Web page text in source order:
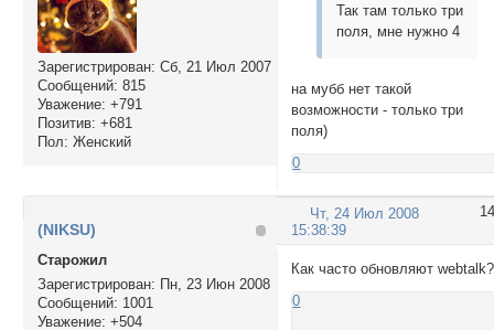
Зарегистрирован: Сб, 21 Июл 2007
Сообщений: 815
Уважение: +791
Позитив: +681
Пол: Женский
Так там только три
поля, мне нужно 4
на мубб нет такой
возможности - только три
поля)
0
14
Чт, 24 Июл 2008
15:38:39
(NIKSU)
Cтарожил
Зарегистрирован: Пн, 23 Июн 2008
Сообщений: 1001
Уважение: +504
Как часто обновляют webtalk?
0